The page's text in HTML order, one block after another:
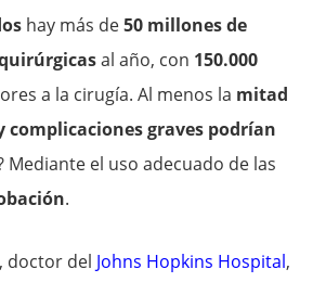
hay más de50 millones de
al año, con 150.000
a la cirugía. Al menos la mitad
complicaciones graves podrían
Mediante el uso adecuado de las
.
, doctor del Johns Hopkins Hospital,